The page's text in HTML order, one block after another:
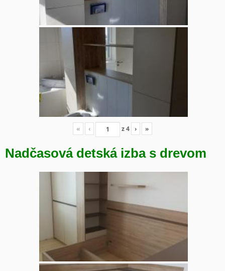
« ‹ z4 › »
Nadčasová detská izba s drevom